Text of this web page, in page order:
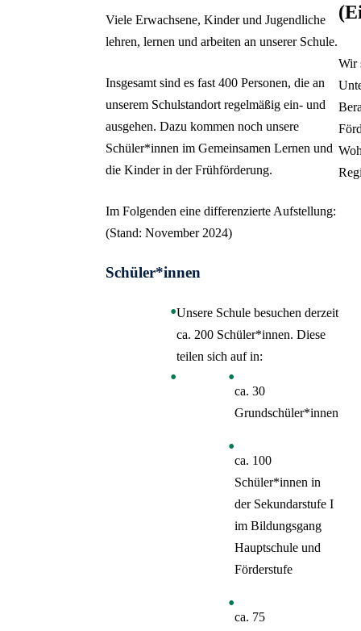
Viele Erwachsene, Kinder und Jugendliche
lehren, lernen und arbeiten an unserer Schule.
Insgesamt sind es fast 400 Personen, die an
unserem Schulstandort regelmäßig ein- und
ausgehen. Dazu kommen noch unsere
Schüler*innen im Gemeinsamen Lernen und
die Kinder in der Frühförderung.
Im Folgenden eine differenzierte Aufstellung:
(Stand: November 2024)
Schüler*innen
Unsere Schule besuchen derzeit
ca. 200 Schüler*innen. Diese
teilen sich auf in:
ca. 30
Grundschüler*innen
ca. 100
Schüler*innen in
der Sekundarstufe I
im Bildungsgang
Hauptschule und
Förderstufe
ca. 75
Wir